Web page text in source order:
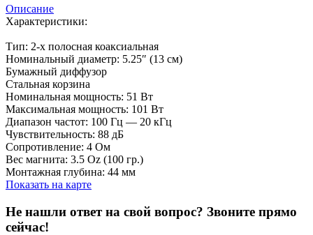
Описание
Характеристики:
Тип: 2-х полосная коаксиальная
Номинальный диаметр: 5.25″ (13 см)
Бумажный диффузор
Стальная корзина
Номинальная мощность: 51 Вт
Максимальная мощность: 101 Вт
Диапазон частот: 100 Гц — 20 кГц
Чувствительность: 88 дБ
Сопротивление: 4 Ом
Вес магнита: 3.5 Oz (100 гр.)
Монтажная глубина: 44 мм
Показать на карте
Не нашли ответ на свой вопрос? Звоните прямо
сейчас!